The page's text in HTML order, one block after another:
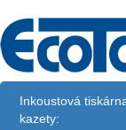
Inkoustová
kazety: